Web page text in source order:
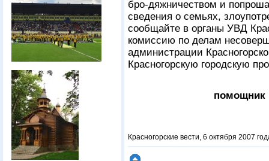
бро-дяжничеством и
сведения о семьях,
сообщайте в органы УВД
комиссию по делам
администрации
Красногорскую городскую
помощник
Красногорские вести, 6 октября 2007